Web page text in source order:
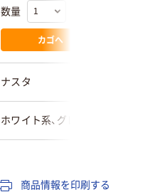
数量
カゴへ
ナスタ
ホワイト系、グレー系
商品情報を印刷する